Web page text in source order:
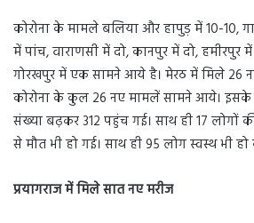
कोरोना के मामले बलिया और हापुड़ में 10-10,
में पांच, वाराणसी में दो, कानपुर में दो, हमीरपुर
गोरखपुर में एक सामने आये है। मेरठ में मिले 26
कोरोना के कुल 26 नए मामलें सामने आये। इसके
संख्या बढ़कर 312 पहुंच गई। साथ ही 17 लोगों
से मौत भी हो गई। साथ ही 95 लोग स्वस्थ भी
प्रयागराज में मिले सात नए मरीज